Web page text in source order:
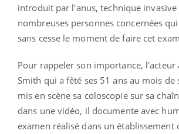
introduit par l’anus, technique
nombreuses personnes concernées
sans cesse le moment de faire cet
Pour rappeler son importance, l'acteur
Smith qui a fêté ses 51 ans au mois de
mis en scène sa coloscopie sur sa
dans une vidéo, il documente avec
examen réalisé dans un établissement